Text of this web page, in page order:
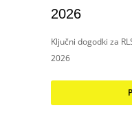
2026
Ključni dogodki za
2026